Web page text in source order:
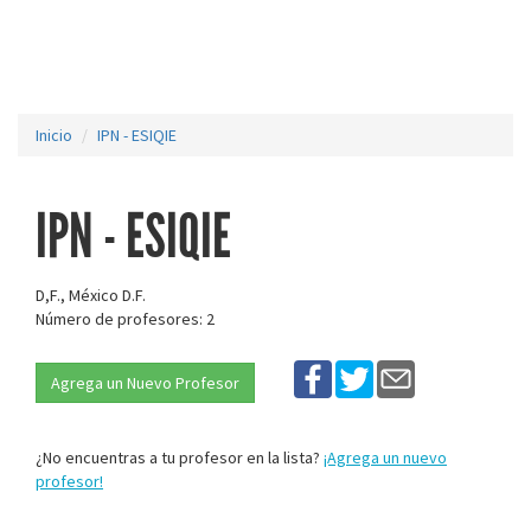
Inicio IPN - ESIQIE
IPN - ESIQIE
D,F., México D.F.
Número de profesores: 2
Agrega un Nuevo Profesor
¿No encuentras a tu profesor en la lista? ¡Agrega un nuevo
profesor!